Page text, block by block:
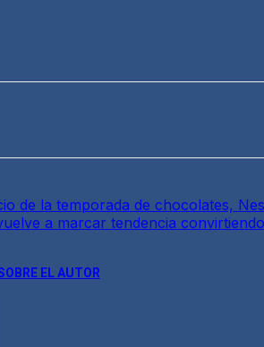
de la temporada de chocolates,
a marcar tendencia
EL AUTOR